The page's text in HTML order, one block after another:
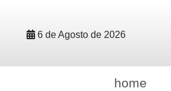
6 de Agosto de 2026
home